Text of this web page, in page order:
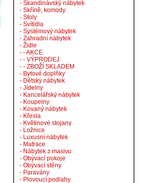
- Skandinávský nábytek
- Skříně, komody
- Stoly
- Svítidla
- Systémový nábytek
- Zahradní nábytek
- Židle
- - AKCE
- - VÝPRODEJ
- - ZBOŽÍ SKLADEM
- Bytové doplňky
- Dětský nábytek
- Jídelny
- Kancelářský nábytek
- Koupelny
- Kovaný nábytek
- Křesla
- Květinové stojany
- Ložnice
- Luxusní nábytek
- Matrace
- Nábytek z masivu
- Obývací pokoje
- Obývací stěny
- Paravány
- Plovoucí podlahy